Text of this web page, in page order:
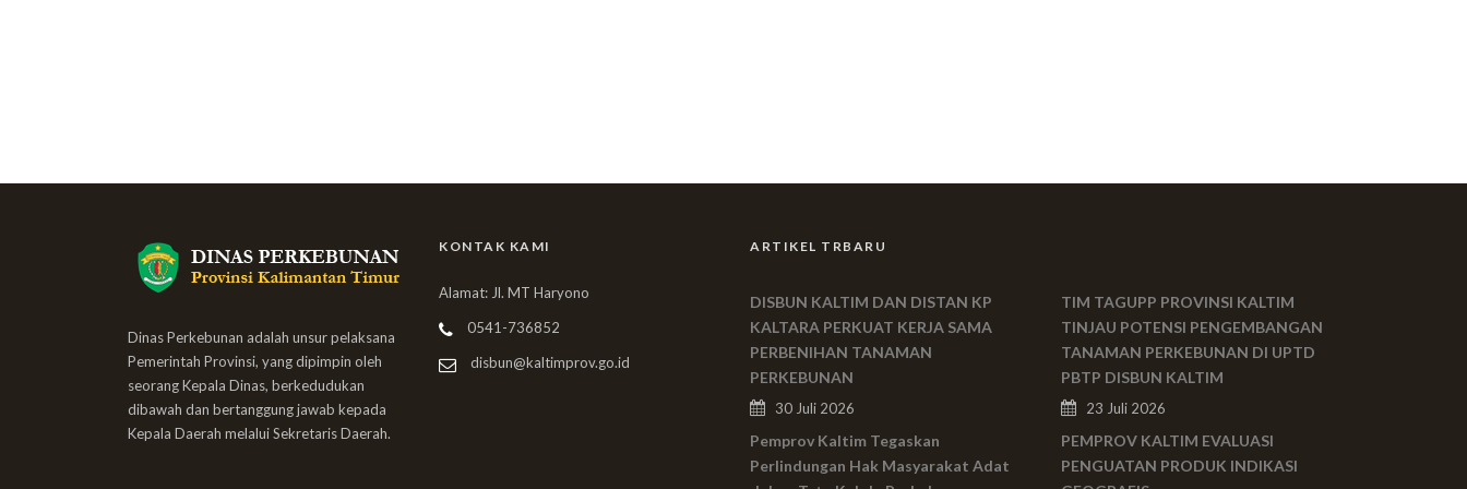
Dinas Perkebunan adalah unsur pelaksana
Pemerintah Provinsi, yang dipimpin oleh
seorang Kepala Dinas, berkedudukan
dibawah dan bertanggung jawab kepada
Kepala Daerah melalui Sekretaris Daerah.
KONTAK KAMI
Alamat: Jl. MT Haryono
0541-736852
disbun@kaltimprov.go.id
ARTIKEL TRBARU
DISBUN KALTIM DAN DISTAN KP
KALTARA PERKUAT KERJA SAMA
PERBENIHAN TANAMAN
PERKEBUNAN
30 Juli 2026
Pemprov Kaltim Tegaskan
Perlindungan Hak Masyarakat Adat
TIM TAGUPP PROVINSI KALTIM
TINJAU POTENSI PENGEMBANGAN
TANAMAN PERKEBUNAN DI UPTD
PBTP DISBUN KALTIM
23 Juli 2026
PEMPROV KALTIM EVALUASI
PENGUATAN PRODUK INDIKASI